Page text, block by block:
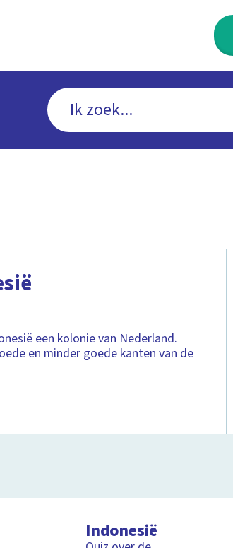
een kolonie van Nederland.
en minder goede kanten van de
Indonesië